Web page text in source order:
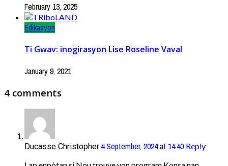
February 13, 2025
Edikasyon
Ti Gwav: inogirasyon Lise Roseline Vaval
January 9, 2021
4 comments
Ducasse Christopher 4 September, 2024 at 14:40 Reply